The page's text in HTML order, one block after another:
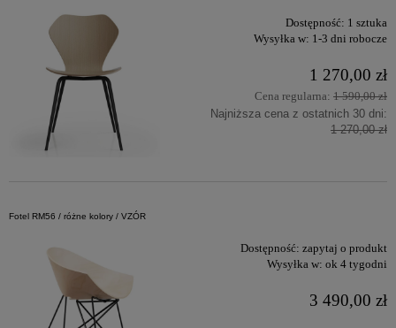
Dostępność: 1 sztuka
Wysyłka w: 1-3 dni robocze
1 270,00 zł
Cena regularna: 1 590,00 zł
Najniższa cena z ostatnich 30 dni:
1 270,00 zł
Fotel RM56 / różne kolory / VZÓR
Dostępność: zapytaj o produkt
Wysyłka w: ok 4 tygodni
3 490,00 zł